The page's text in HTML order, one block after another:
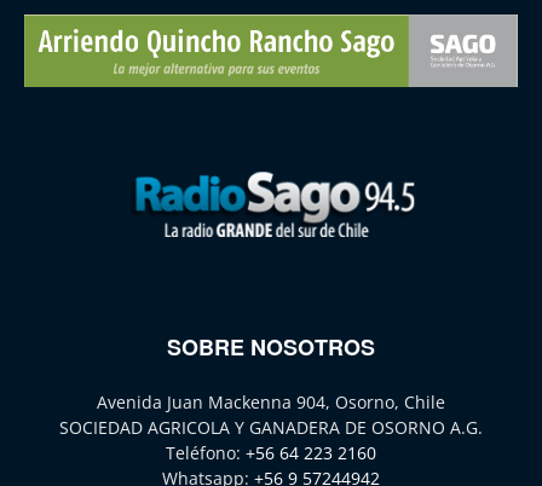
SOBRE NOSOTROS
Avenida Juan Mackenna 904, Osorno, Chile
SOCIEDAD AGRICOLA Y GANADERA DE OSORNO A.G.
Teléfono: +56 64 223 2160
Whatsapp: +56 9 57244942